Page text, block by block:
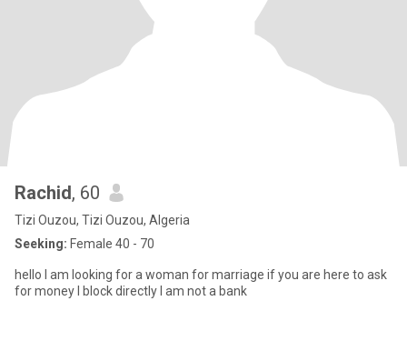
Rachid, 60
Tizi Ouzou, Tizi Ouzou, Algeria
Seeking: Female 40 - 70
hello I am looking for a woman for marriage if you are here to ask
for money I block directly I am not a bank